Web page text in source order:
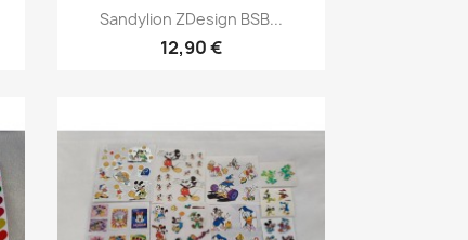
Sandylion ZDesign BSB...
12,90 €